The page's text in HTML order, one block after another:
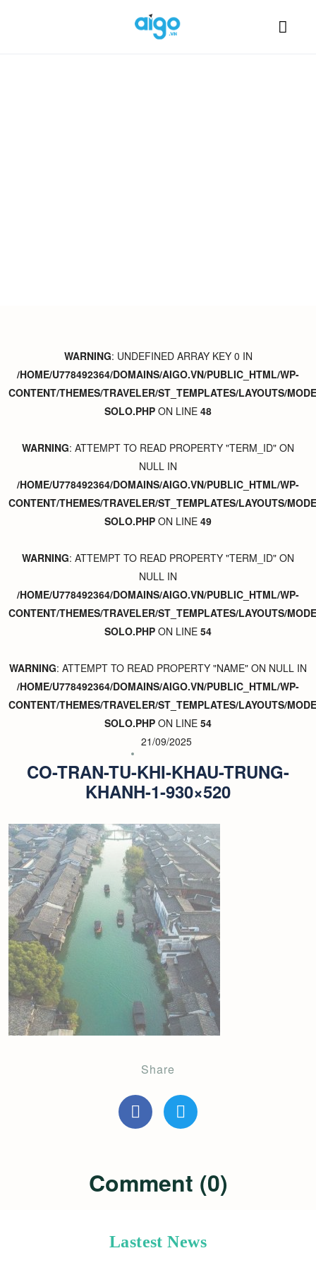
WARNING: UNDEFINED ARRAY KEY 0 IN
/HOME/U778492364/DOMAINS/AIGO.VN/PUBLIC_HTML/WP-
CONTENT/THEMES/TRAVELER/ST_TEMPLATES/LAYOUTS/
SOLO.PHP ON LINE 48
WARNING: ATTEMPT TO READ PROPERTY "TERM_ID" ON
NULL IN
/HOME/U778492364/DOMAINS/AIGO.VN/PUBLIC_HTML/WP-
CONTENT/THEMES/TRAVELER/ST_TEMPLATES/LAYOUTS/
SOLO.PHP ON LINE 49
WARNING: ATTEMPT TO READ PROPERTY "TERM_ID" ON
NULL IN
/HOME/U778492364/DOMAINS/AIGO.VN/PUBLIC_HTML/WP-
CONTENT/THEMES/TRAVELER/ST_TEMPLATES/LAYOUTS/
SOLO.PHP ON LINE 54
WARNING: ATTEMPT TO READ PROPERTY "NAME" ON NULL IN
/HOME/U778492364/DOMAINS/AIGO.VN/PUBLIC_HTML/WP-
CONTENT/THEMES/TRAVELER/ST_TEMPLATES/LAYOUTS/
SOLO.PHP ON LINE 54
21/09/2025
CO-TRAN-TU-KHI-KHAU-TRUNG-
KHANH-1-930×520
Share
Comment (0)
Lastest News